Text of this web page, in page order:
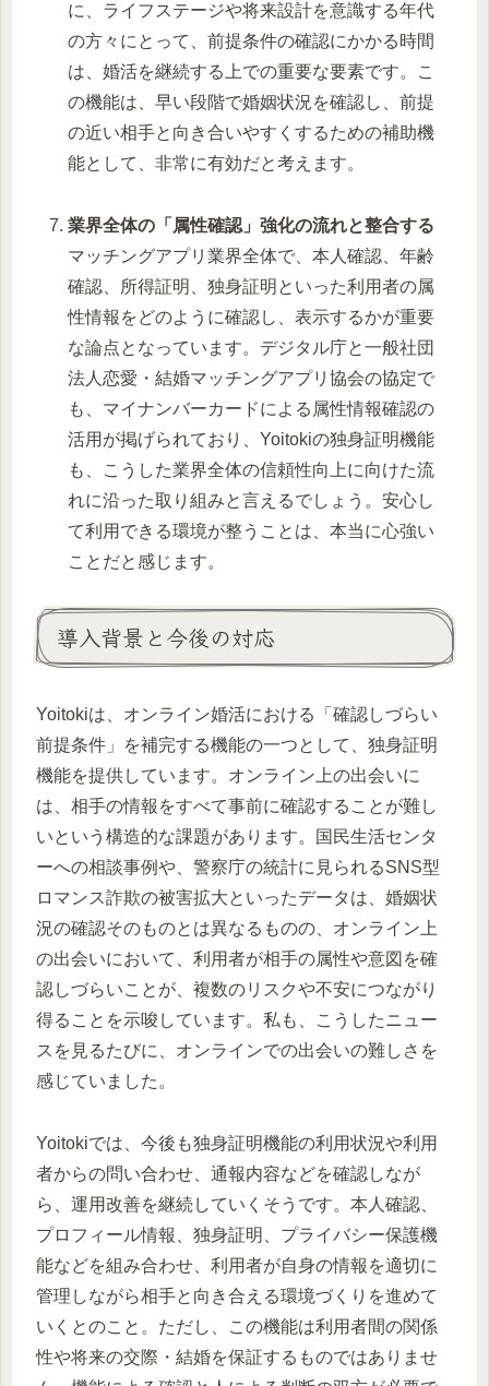
に、ライフステージや将来設計を意識する年代
の方々にとって、前提条件の確認にかかる時間
は、婚活を継続する上での重要な要素です。こ
の機能は、早い段階で婚姻状況を確認し、前提
の近い相手と向き合いやすくするための補助機
能として、非常に有効だと考えます。
業界全体の「属性確認」強化の流れと整合する
マッチングアプリ業界全体で、本人確認、年齢
確認、所得証明、独身証明といった利用者の属
性情報をどのように確認し、表示するかが重要
な論点となっています。デジタル庁と一般社団
法人恋愛・結婚マッチングアプリ協会の協定で
も、マイナンバーカードによる属性情報確認の
活用が掲げられており、Yoitokiの独身証明機能
も、こうした業界全体の信頼性向上に向けた流
れに沿った取り組みと言えるでしょう。安心し
て利用できる環境が整うことは、本当に心強い
ことだと感じます。
導入背景と今後の対応
Yoitokiは、オンライン婚活における「確認しづらい
前提条件」を補完する機能の一つとして、独身証明
機能を提供しています。オンライン上の出会いに
は、相手の情報をすべて事前に確認することが難し
いという構造的な課題があります。国民生活センタ
ーへの相談事例や、警察庁の統計に見られるSNS型
ロマンス詐欺の被害拡大といったデータは、婚姻状
況の確認そのものとは異なるものの、オンライン上
の出会いにおいて、利用者が相手の属性や意図を確
認しづらいことが、複数のリスクや不安につながり
得ることを示唆しています。私も、こうしたニュー
スを見るたびに、オンラインでの出会いの難しさを
感じていました。
Yoitokiでは、今後も独身証明機能の利用状況や利用
者からの問い合わせ、通報内容などを確認しなが
ら、運用改善を継続していくそうです。本人確認、
プロフィール情報、独身証明、プライバシー保護機
能などを組み合わせ、利用者が自身の情報を適切に
管理しながら相手と向き合える環境づくりを進めて
いくとのこと。ただし、この機能は利用者間の関係
性や将来の交際・結婚を保証するものではありませ